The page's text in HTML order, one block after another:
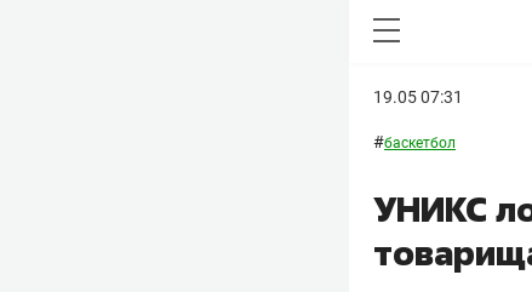
19.05 07:31
#баскетбол
УНИКС